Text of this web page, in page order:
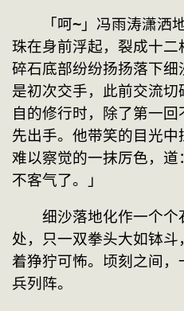
「呵~」冯雨涛潇洒地
珠在身前浮起，裂成十二
碎石底部纷纷扬扬落下
是初次交手，此前交流切
自的修行时，除了第一
先出手。他带笑的目光中
难以察觉的一抹厉色，
不客气了。」
细沙落地化作一个个
处，只一双拳头大如钵斗
着狰狞可怖。顷刻之间，
兵列阵。